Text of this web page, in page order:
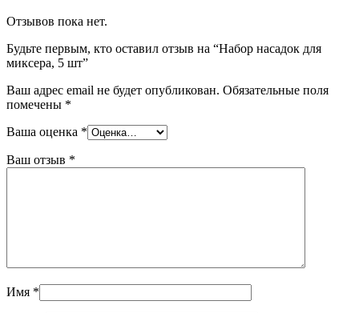
Отзывов пока нет.
Будьте первым, кто оставил отзыв на “Набор насадок для
миксера, 5 шт”
Ваш адрес email не будет опубликован. Обязательные поля
помечены *
Ваша оценка *
Ваш отзыв *
Имя *